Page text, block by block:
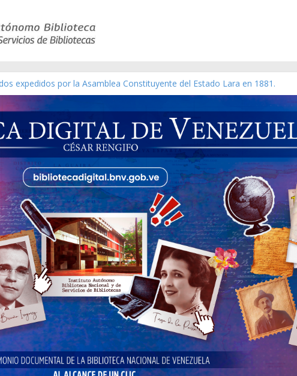
expedidos por la Asamblea Constituyente del Estado Lara en 1881.
gráfico]
de Venezuela año CXXXIII Mes V, Caracas 09 de marzo de 2006 N° 38.394
de Modesta Bor